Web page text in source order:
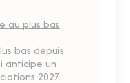
au plus bas
bas depuis
anticipe un
2027.